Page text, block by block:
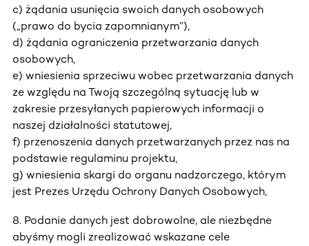
c) żądania usunięcia swoich danych osobowych
(„prawo do bycia zapomnianym”),
d) żądania ograniczenia przetwarzania danych
osobowych,
e) wniesienia sprzeciwu wobec przetwarzania danych
ze względu na Twoją szczególną sytuację lub w
zakresie przesyłanych papierowych informacji o
naszej działalności statutowej,
f) przenoszenia danych przetwarzanych przez nas na
podstawie regulaminu projektu,
g) wniesienia skargi do organu nadzorczego, którym
jest Prezes Urzędu Ochrony Danych Osobowych,
8. Podanie danych jest dobrowolne, ale niezbędne
abyśmy mogli zrealizować wskazane cele